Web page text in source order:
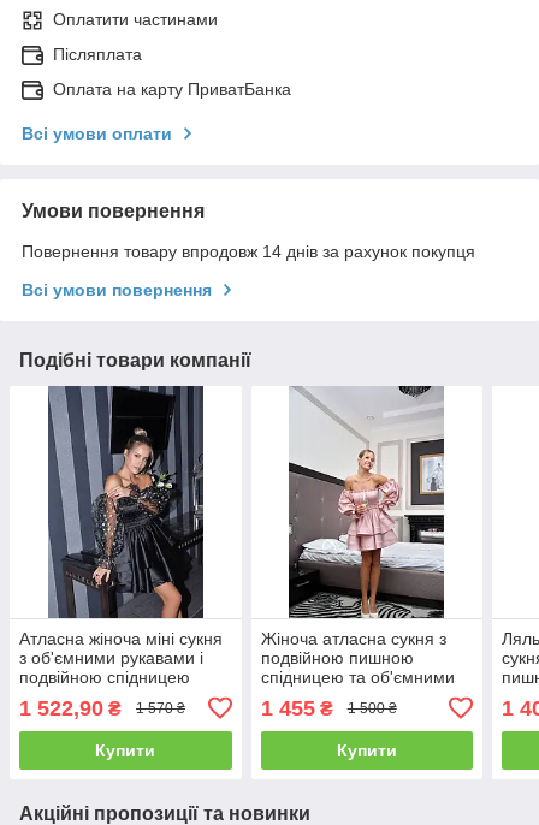
Оплатити частинами
Післяплата
Оплата на карту ПриватБанка
Всі умови оплати
Умови повернення
Повернення товару впродовж 14 днів за рахунок покупця
Всі умови повернення
Подібні товари компанії
Атласна жіноча міні сукня
з об'ємними рукавами і
подвійною спідницею
1 522,90 ₴ 1 570 ₴
Купити
Жіноча атласна сукня з
подвійною пишною
спідницею та об'ємними
1 455₴ 1 500 ₴
Купити
1
Акційні пропозиції та новинки